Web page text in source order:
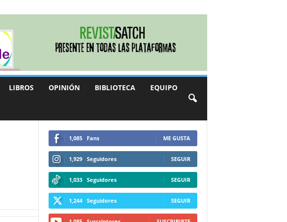
LIBROS OPINIÓN BIBLIOTECA EQUIPO
1,085 Fans ME GUSTA
1,929 Seguidores SEGUIR
1,033 Seguidores SEGUIR
1,244 Seguidores SEGUIR